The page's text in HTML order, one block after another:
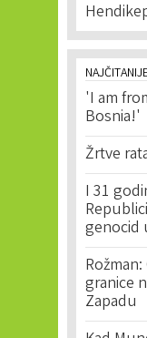
'I am
Bosnia!'
Žrtve
I 31
genocid
granice
Zapadu